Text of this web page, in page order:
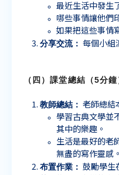
最近生活中發生
哪些事情讓他們
如果把這些事情
分享交流： 每個小組
（四）課堂總結（5分鐘
教師總結： 老師總結
學習古典文學並
其中的樂趣。
生活是最好的老
無盡的寫作靈感。
布置作業： 鼓勵學生